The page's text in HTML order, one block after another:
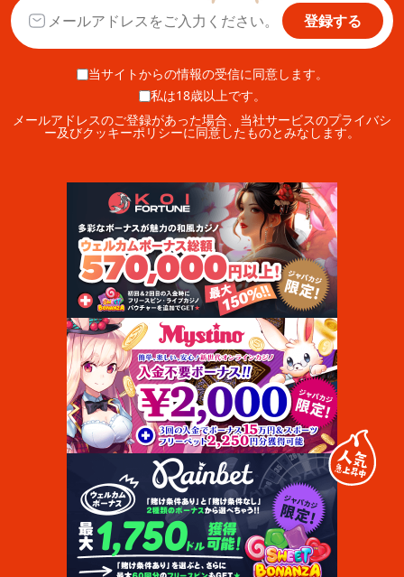
登録する
当サイトからの情報の受信に同意します。
私は18歳以上です。
メールアドレスのご登録があった場合、当社サービスのプライバシ
ー及びクッキーポリシーに同意したものとみなします。